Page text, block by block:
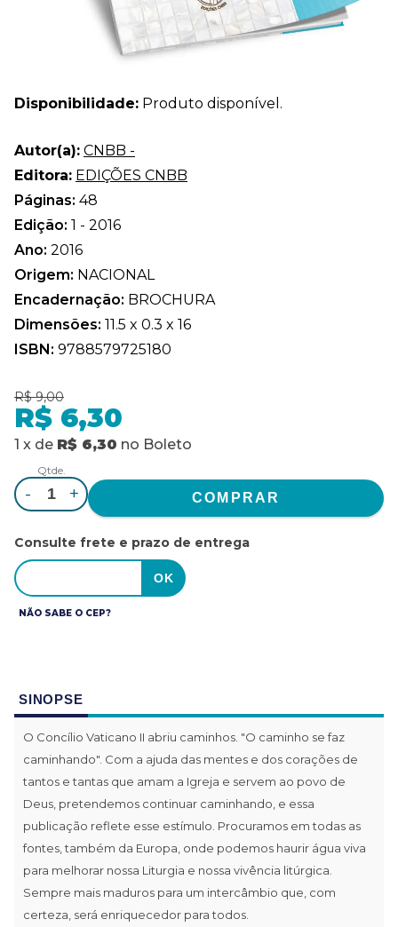
Disponibilidade: Produto disponível.
Autor(a): CNBB -
Editora: EDIÇÕES CNBB
Páginas: 48
Edição: 1 - 2016
Ano: 2016
Origem: NACIONAL
Encadernação: BROCHURA
Dimensões: 11.5 x 0.3 x 16
ISBN: 9788579725180
R$ 9,00
R$ 6,30
1 x de R$ 6,30 no Boleto
Qtde.
- +
Consulte frete e prazo de entrega
NÃO SABE O CEP?
SINOPSE
O Concílio Vaticano II abriu caminhos. "O caminho se faz
caminhando". Com a ajuda das mentes e dos corações de
tantos e tantas que amam a Igreja e servem ao povo de
Deus, pretendemos continuar caminhando, e essa
publicação reflete esse estímulo. Procuramos em todas as
fontes, também da Europa, onde podemos haurir água viva
para melhorar nossa Liturgia e nossa vivência litúrgica.
Sempre mais maduros para um intercâmbio que, com
certeza, será enriquecedor para todos.